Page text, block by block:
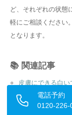
ど、それぞれの状態
軽にご相談ください
となります。
📚 関連記事
皮膚にできる白
稗粒腫と粉瘤の
脂腺増殖症が鼻
電話予約
0120-226-